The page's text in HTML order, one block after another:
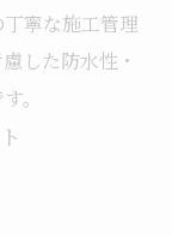
寧な施工管理
した防水性・
。